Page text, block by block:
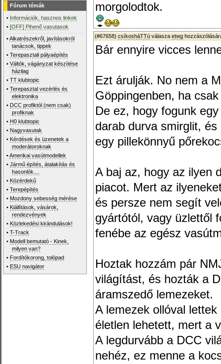
Fórum témák
• Információk, hasznos linkek
•[OFF] Pihenő vasutasok
•Alkatrészekről, javításokról
tanácsok, tippek
•Terepasztali pályaépítés
•Váltók, vágányzat készítése
házilag
•TT klubtopic
•Terepasztal vezérlés és
elektronika
• DCC profiktól (nem csak)
profiknak
• H0 klubtopic
• Nagyvasutak
• Kérdések és üzenetek a
moderátoroknak
•Amerikai vasútmodellek
•Jármű építés, átalakítás és
hasonlók....
• Közérdekű
•Terepépítés
• Mozdony sebesség mérése
• Kiállítások, vásárok,
rendezvények
• Közlekedési kirándulások!
•T-Track
• Modell bemutató - Kinek,
milyen van?
• Fordítókorong, tolópad
• ESU navigátor
morgolodtok.
(#67658) csíkosháTTú válasza etwg
Bár ennyire vicces
Ezt árulják. No nem a
Göppingenben, ha
De ez, hogy fogunk
darab durva smirglit,
egy pillekönnyű
A baj az, hogy az ilyen
piacot. Mert az
és persze nem segít
gyártótól, vagy üzlettől
fenébe az egész
Hoztak hozzám pár
világítást, és hozták a
áramszedő lemezeket.
A lemezek ollóval
életlen lehetett, mert a
A legdurvább a DCC
nehéz, ez menne a